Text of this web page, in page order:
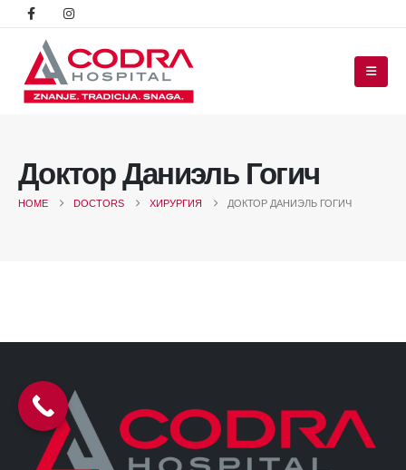
Доктор Даниэль Гогич
HOME DOCTORS ХИРУРГИЯ ДОКТОР ДАНИЭЛЬ ГОГИЧ